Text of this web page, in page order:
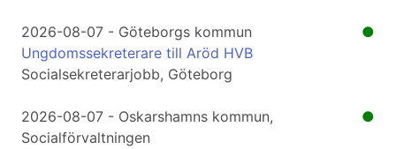
●
2026-08-07 - Göteborgs kommun
Ungdomssekreterare till Aröd HVB
Socialsekreterarjobb, Göteborg
●
2026-08-07 - Oskarshamns kommun,
Socialförvaltningen